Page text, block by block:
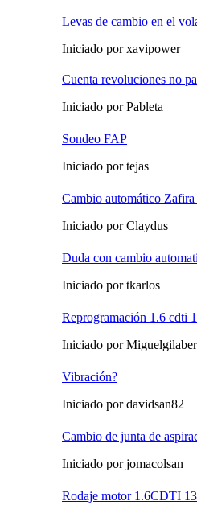
Levas de cambio en el
Iniciado por xavipower
Cuenta revoluciones no
Iniciado por Pableta
Sondeo FAP
Iniciado por tejas
Cambio automático
Iniciado por Claydus
Duda con cambio
Iniciado por tkarlos
Reprogramación 1.6 cdti
Iniciado por
Vibración?
Iniciado por davidsan82
Cambio de junta de
Iniciado por jomacolsan
Rodaje motor 1.6CDTI